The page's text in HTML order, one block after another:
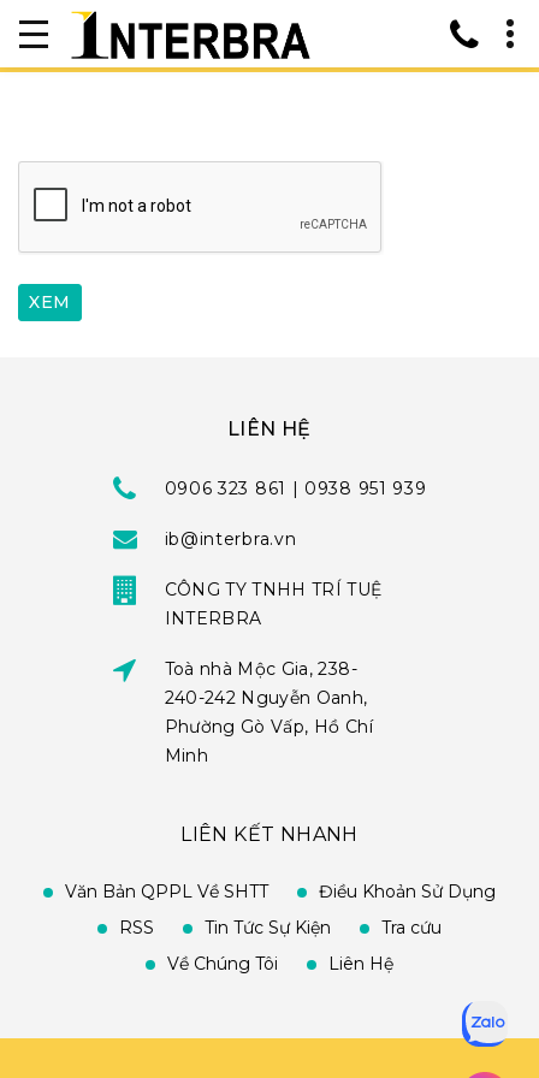
LIÊN HỆ
0906 323 861 | 0938 951 939
ib@interbra.vn
CÔNG TY TNHH TRÍ TUỆ
INTERBRA
Toà nhà Mộc Gia, 238-
240-242 Nguyễn Oanh,
Phường Gò Vấp, Hồ Chí
Minh
LIÊN KẾT NHANH
Văn Bản QPPL Về SHTT
Điều Khoản Sử Dụng
RSS
Tin Tức Sự Kiện
Tra cứu
Về Chúng Tôi
Liên Hệ